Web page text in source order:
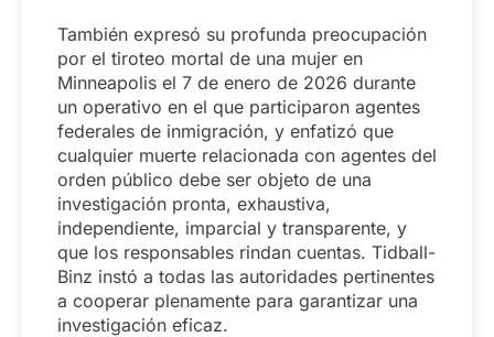
También expresó su profunda preocupación
por el tiroteo mortal de una mujer en
Minneapolis el 7 de enero de 2026 durante
un operativo en el que participaron agentes
federales de inmigración, y enfatizó que
cualquier muerte relacionada con agentes del
orden público debe ser objeto de una
investigación pronta, exhaustiva,
independiente, imparcial y transparente, y
que los responsables rindan cuentas. Tidball-
Binz instó a todas las autoridades pertinentes
a cooperar plenamente para garantizar una
investigación eficaz.